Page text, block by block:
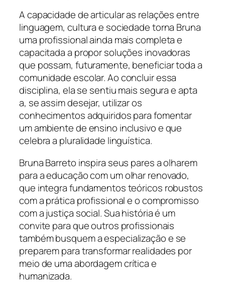
A capacidade de articular as relações entre
linguagem, cultura e sociedade torna Bruna
uma profissional ainda mais completa e
capacitada a propor soluções inovadoras
que possam, futuramente, beneficiar toda a
comunidade escolar. Ao concluir essa
disciplina, ela se sentiu mais segura e apta
a, se assim desejar, utilizar os
conhecimentos adquiridos para fomentar
um ambiente de ensino inclusivo e que
celebra a pluralidade linguística.
Bruna Barreto inspira seus pares a olharem
para a educação com um olhar renovado,
que integra fundamentos teóricos robustos
com a prática profissional e o compromisso
com a justiça social. Sua história é um
convite para que outros profissionais
também busquem a especialização e se
preparem para transformar realidades por
meio de uma abordagem crítica e
humanizada.